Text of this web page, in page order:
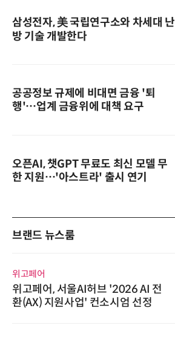
삼성전자, 美 국립연구소와 차세대 난
방 기술 개발한다
공공정보 규제에 비대면 금융 '퇴
행'…업계 금융위에 대책 요구
오픈AI, 챗GPT 무료도 최신 모델 무
한 지원…'아스트라' 출시 연기
브랜드 뉴스룸
위고페어
위고페어, 서울AI허브 '2026 AI 전
환(AX) 지원사업' 컨소시엄 선정